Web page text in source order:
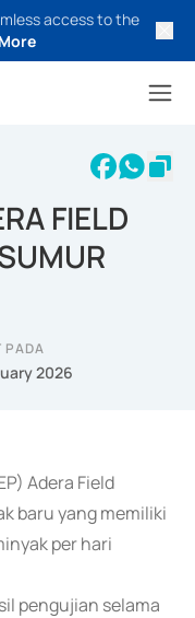
access to the
FIELD
PADA
2026
Adera Field
baru yang memiliki
per hari
pengujian selama